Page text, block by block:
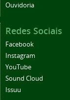
Ouvidoria
Redes Sociais
Facebook
Instagram
YouTube
Sound Cloud
Issuu